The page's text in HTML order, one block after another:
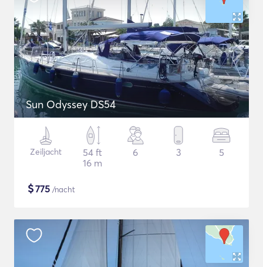
Sun Odyssey DS54
Zeiljacht
54 ft
16 m
6 3 5
$775 /nacht